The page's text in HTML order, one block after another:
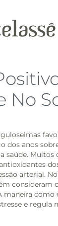
No
dos anos
saúde. Muitos
arterial.
consideram
maneira como
e regula